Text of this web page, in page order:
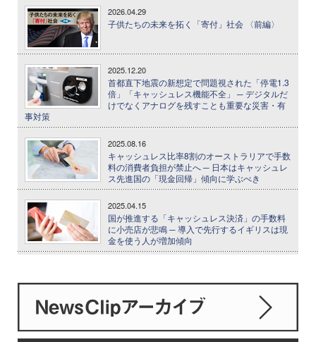
2026.04.29
子供たちの未来を拓く「寄付」社会 〈前編〉
2025.12.20
首都直下地震の新想定で問題視された「停電1.3
倍」「キャッシュレス機能不全」 ─ デジタルだ
けでなくアナログを残すことも重要な災害・有
事対策
2025.08.16
キャッシュレス比率8割のオーストラリアで手数
料の消費者負担が禁止へ ─ 日本はキャッシュレ
ス先進国の「現金回帰」傾向に学ぶべき
2025.04.15
国が推進する「キャッシュレス決済」の手数料
に小売店が悲鳴 ─ 導入で先行するイギリスは現
金を使う人が増加傾向